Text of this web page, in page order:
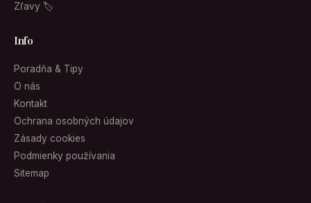
Zľavy 🏷
Info
Poradňa & Tipy
O nás
Kontakt
Ochrana osobných údajov
Zásady cookies
Podmienky používania
Sitemap